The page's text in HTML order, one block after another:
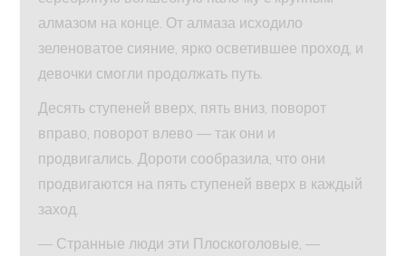
алмазом на конце. От алмаза исходило
зеленоватое сияние, ярко осветившее проход, и
девочки смогли продолжать путь.
Десять ступеней вверх, пять вниз, поворот
вправо, поворот влево — так они и
продвигались. Дороти сообразила, что они
продвигаются на пять ступеней вверх в каждый
заход.
— Странные люди эти Плоскоголовые, —